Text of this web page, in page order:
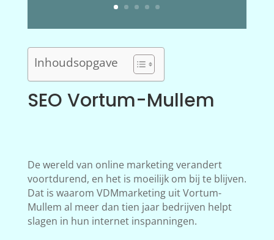
Inhoudsopgave
SEO Vortum-Mullem
De wereld van online marketing verandert
voortdurend, en het is moeilijk om bij te blijven.
Dat is waarom VDMmarketing uit Vortum-
Mullem al meer dan tien jaar bedrijven helpt
slagen in hun internet inspanningen.